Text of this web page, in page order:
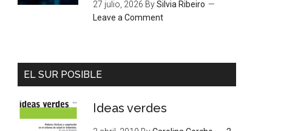
27 julio, 2026 BySilvia Ribeiro
Leave a Comment
EL SUR POSIBLE
Ideas verdes